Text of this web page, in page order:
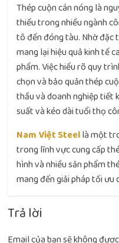
Thép cuộn cán nóng là
thiếu trong nhiều ngành
tô đến đóng tàu. Nhờ đặc
mang lại hiệu quả kinh tế
phẩm. Việc hiểu rõ quy
chọn và bảo quản thép
thầu và doanh nghiệp tiết
suất và kéo dài tuổi thọ
Nam Việt Steellà một
trong lĩnh vực cung cấp
hình và nhiều sản phẩm
mang đến giải pháp tối ưu
Trả lời
Email của bạn sẽ không